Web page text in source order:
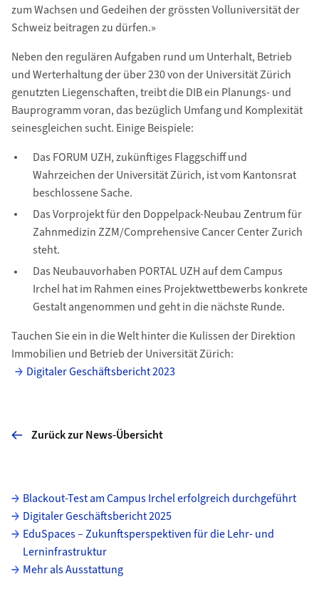
zum Wachsen und Gedeihen der grössten Volluniversität der
Schweiz beitragen zu dürfen.»
Neben den regulären Aufgaben rund um Unterhalt, Betrieb
und Werterhaltung der über 230 von der Universität Zürich
genutzten Liegenschaften, treibt die DIB ein Planungs- und
Bauprogramm voran, das bezüglich Umfang und Komplexität
seinesgleichen sucht. Einige Beispiele:
Das FORUM UZH, zukünftiges Flaggschiff und
Wahrzeichen der Universität Zürich, ist vom Kantonsrat
beschlossene Sache.
Das Vorprojekt für den Doppelpack-Neubau Zentrum für
Zahnmedizin ZZM/Comprehensive Cancer Center Zurich
steht.
Das Neubauvorhaben PORTAL UZH auf dem Campus
Irchel hat im Rahmen eines Projektwettbewerbs konkrete
Gestalt angenommen und geht in die nächste Runde.
Tauchen Sie ein in die Welt hinter die Kulissen der Direktion
Immobilien und Betrieb der Universität Zürich:
Digitaler Geschäftsbericht 2023
Zurück zur News-Übersicht
Unterseiten
Blackout-Test am Campus Irchel erfolgreich durchgeführt
Digitaler Geschäftsbericht 2025
EduSpaces – Zukunftsperspektiven für die Lehr- und
Lerninfrastruktur
Mehr als Ausstattung